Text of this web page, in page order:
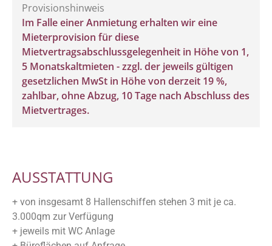
Provisionshinweis
Im Falle einer Anmietung erhalten wir eine
Mieterprovision für diese
Mietvertragsabschlussgelegenheit in Höhe von 1,
5 Monatskaltmieten - zzgl. der jeweils gültigen
gesetzlichen MwSt in Höhe von derzeit 19 %,
zahlbar, ohne Abzug, 10 Tage nach Abschluss des
Mietvertrages.
AUSSTATTUNG
+ von insgesamt 8 Hallenschiffen stehen 3 mit je ca.
3.000qm zur Verfügung
+ jeweils mit WC Anlage